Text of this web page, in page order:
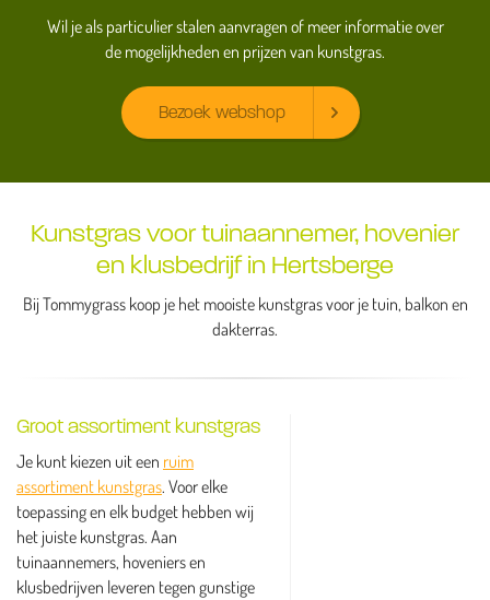
Wil je als particulier stalen aanvragen of meer informatie over
de mogelijkheden en prijzen van kunstgras.
Bezoek webshop
Kunstgras voor tuinaannemer, hovenier
en klusbedrijf in Hertsberge
Bij Tommygrass koop je het mooiste kunstgras voor je tuin, balkon en
dakterras.
Groot assortiment kunstgras
Je kunt kiezen uit een ruim
assortiment kunstgras. Voor elke
toepassing en elk budget hebben wij
het juiste kunstgras. Aan
tuinaannemers, hoveniers en
klusbedrijven leveren tegen gunstige